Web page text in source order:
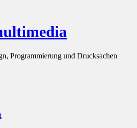
Programmierung und Drucksachen